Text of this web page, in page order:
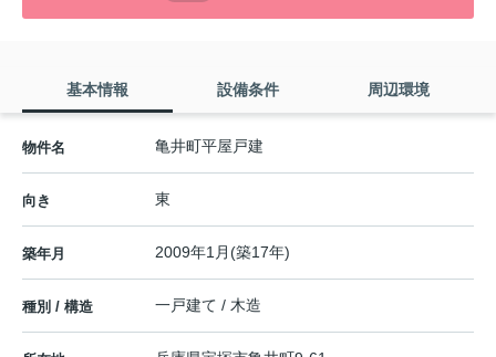
基本情報 設備条件 周辺環境
物件名 亀井町平屋戸建
向き 東
築年月 2009年1月(築17年)
種別 / 構造 一戸建て / 木造